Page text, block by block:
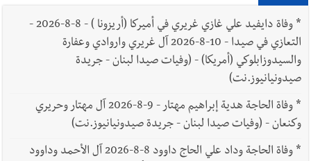
*
وفاة دايفيد علي غازي غريري في أميركا (أريزونا ) - 8-8-2026 -
التعازي في صيدا - 10-8-2026 آل غريري واروادي وعفارة
والسيدوزابلوكي (أمريكا) - (وفيات صيدا لبنان - جريدة
صيدونيانيوز.نت)
*
وفاة الحاجة هدية إبراهيم مهتار - 9-8-2026 آل مهتار وحريري
وكنعان - (وفيات صيدا لبنان - جريدة صيدونيانيوز.نت)
*
وفاة الحاجة وداد علي الحاج داوود 8-8-2026 آل الأحمد وداوود